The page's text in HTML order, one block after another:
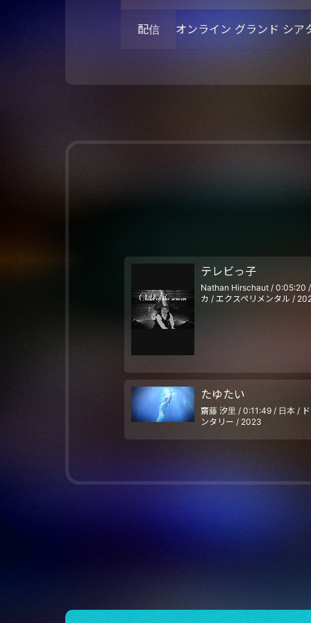
配信 オンライン グランド シア
テレビっ子
Nathan Hirschaut / 0:05:20 /
カ / エクスペリメンタル /
たゆたい
齋藤 汐里 / 0:11:49 / 日本 /
ンタリー / 2023